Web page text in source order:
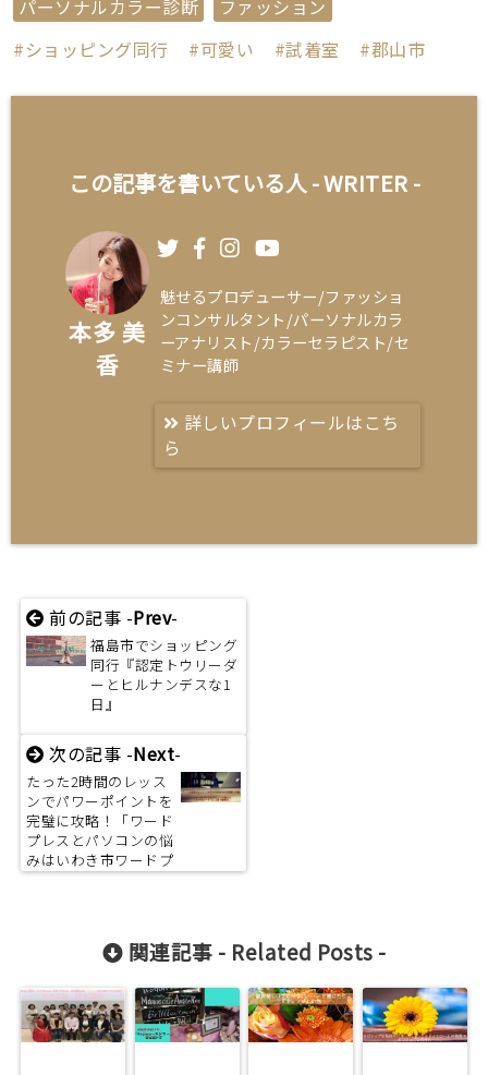
パーソナルカラー診断
ファッション
ショッピング同行
可愛い 試着室 郡山市
この記事を書いている人 -WRITER -
本多 美
香
魅せるプロデューサー/ファッショ
ンコンサルタント/パーソナルカラ
ーアナリスト/カラーセラピスト/セ
ミナー講師
詳しいプロフィールはこち
ら
前の記事 -Prev-
福島市でショッピング
同行『認定トウリーダ
ーとヒルナンデスな1
日』
次の記事 -Next-
たった2時間のレッス
ンでパワーポイントを
完璧に攻略！「ワード
プレスとパソコンの悩
みはいわき市ワードプ
レス屋で即解決」
関連記事 - Related Posts -